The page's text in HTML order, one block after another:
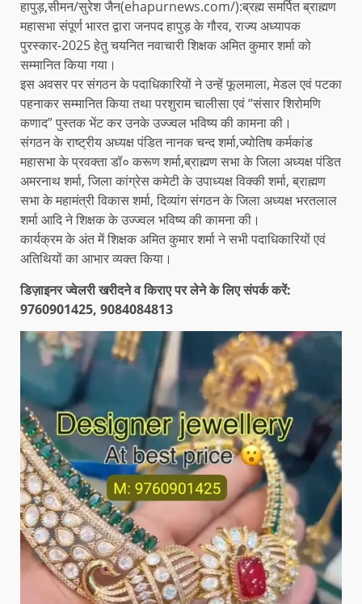
हापुड़,सीमन/सुरेश जैन(ehapurnews.com/):ब्रह्म समर्पित ब्राह्मण
महासभा संपूर्ण भारत द्वारा जनपद हापुड़ के गौरव, राज्य अध्यापक
पुरस्कार-2025 हेतु चयनित नवाचारी शिक्षक अमित कुमार शर्मा को
सम्मानित किया गया।
इस अवसर पर संगठन के पदाधिकारियों ने उन्हें फूलमाला, मेडल एवं पटका
पहनाकर सम्मानित किया तथा परशुराम चालीसा एवं “संसार शिरोमणि
कणाद” पुस्तक भेंट कर उनके उज्ज्वल भविष्य की कामना की।
संगठन के राष्ट्रीय अध्यक्ष पंडित नानक चन्द शर्मा,ज्योतिष कर्मकांड
महासभा के प्रवक्ता डॉ० करूण शर्मा,ब्राह्मण सभा के जिला अध्यक्ष पंडित
अमरनाथ शर्मा, जिला कांग्रेस कमेटी के उपाध्यक्ष विक्की शर्मा, ब्राह्मण
सभा के महामंत्री विकास शर्मा, दिव्यांग संगठन के जिला अध्यक्ष भरतलाल
शर्मा आदि ने शिक्षक के उज्ज्वल भविष्य की कामना की।
कार्यक्रम के अंत में शिक्षक अमित कुमार शर्मा ने सभी पदाधिकारियों एवं
अतिथियों का आभार व्यक्त किया।
डिज़ाइनर ज्वेलरी खरीदने व किराए पर लेने के लिए संपर्क करें:
9760901425, 9084084813